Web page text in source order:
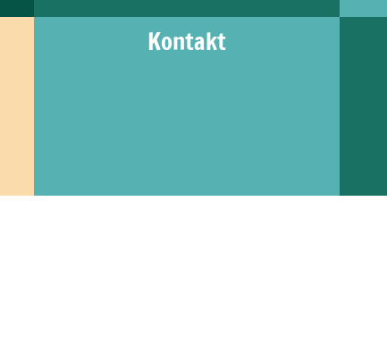
Kontakt